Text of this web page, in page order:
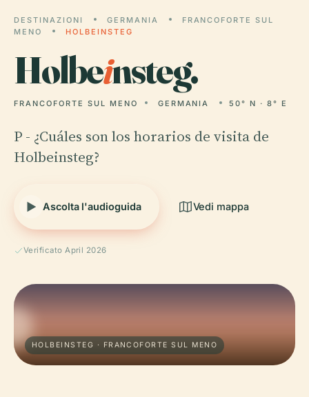
DESTINAZIONI GERMANIA
FRANCOFORTE SUL
MENO
HOLBEINSTEG
Holbeinsteg.
FRANCOFORTE SUL MENO GERMANIA 50° N · 8° E
P - ¿Cuáles son los horarios de visita de
Holbeinsteg?
Ascolta l'audioguida Vedi mappa
Verificato April 2026
HOLBEINSTEG · FRANCOFORTE SUL MENO